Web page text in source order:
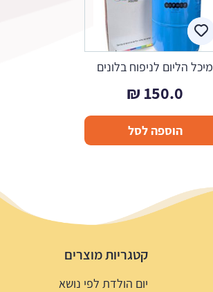
מיכל הליום לניפוח בלונים
150.0
₪
הוספה לסל
קטגריות מוצרים
יום הולדת לפי נושא